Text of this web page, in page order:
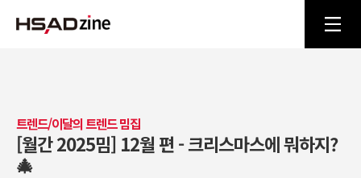
트렌드/이달의 트렌드 밈집
[월간 2025밈] 12월 편 - 크리스마스에 뭐하지?
🎄